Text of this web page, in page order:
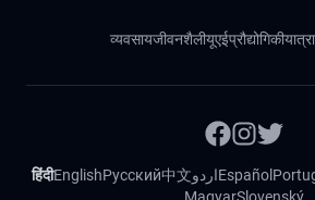
व्यवसायजीवनशैलीयूएईप्रौद्योगिकीयात्रा
हिंदीEnglishРусский中文اردوEspañol